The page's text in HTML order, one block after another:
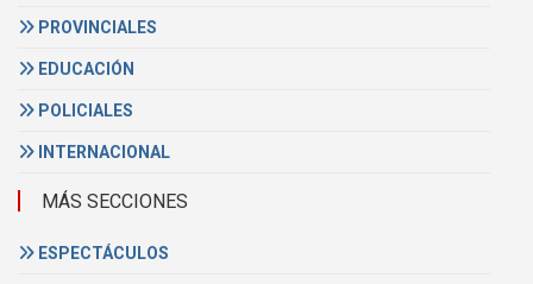
PROVINCIALES
EDUCACIÓN
POLICIALES
INTERNACIONAL
MÁS SECCIONES
ESPECTÁCULOS